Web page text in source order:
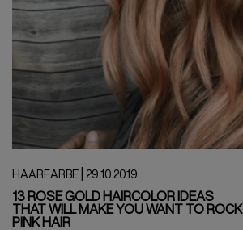
HAARFARBE| 29.10.2019
13 ROSE GOLD HAIRCOLOR IDEAS
THAT WILL MAKE YOU WANT TO ROCK
PINK HAIR